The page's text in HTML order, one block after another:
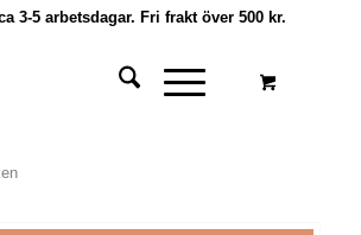
3-5 arbetsdagar. Fri frakt över 500 kr.